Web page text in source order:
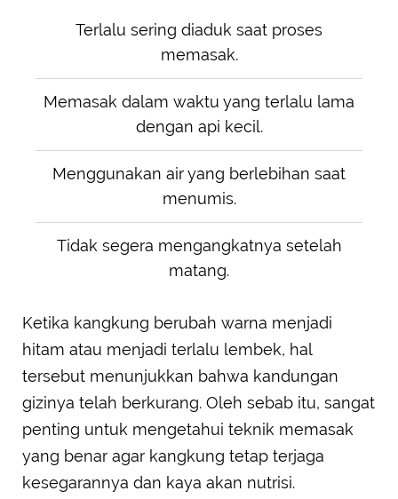
Terlalu sering diaduk saat proses
memasak.
Memasak dalam waktu yang terlalu lama
dengan api kecil.
Menggunakan air yang berlebihan saat
menumis.
Tidak segera mengangkatnya setelah
matang.
Ketika kangkung berubah warna menjadi
hitam atau menjadi terlalu lembek, hal
tersebut menunjukkan bahwa kandungan
gizinya telah berkurang. Oleh sebab itu, sangat
penting untuk mengetahui teknik memasak
yang benar agar kangkung tetap terjaga
kesegarannya dan kaya akan nutrisi.